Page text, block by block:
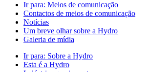
Ir para: Meios de comunicação
Contactos de meios de comunicação
Notícias
Um breve olhar sobre a Hydro
Galeria de mídia
Ir para: Sobre a Hydro
Esta é a Hydro